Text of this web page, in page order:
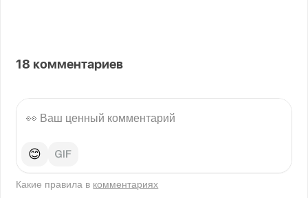
18 комментариев
😊
Какие правила в комментариях